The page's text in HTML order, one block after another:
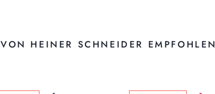
VON HEINER SCHNEIDER EMPFOHLEN